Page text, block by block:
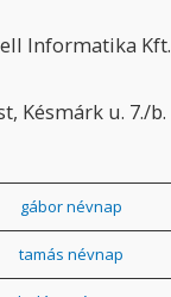
Informatika Kft.
Késmárk u. 7./b.
gábor névnap
tamás névnap